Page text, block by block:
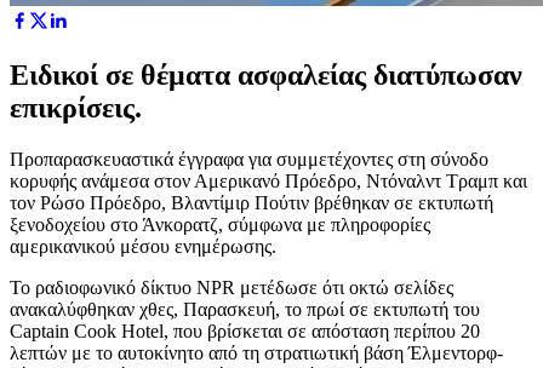
Ειδικοί σε θέματα ασφαλείας διατύπωσαν
επικρίσεις.
Προπαρασκευαστικά έγγραφα για συμμετέχοντες στη σύνοδο
κορυφής ανάμεσα στον Αμερικανό Πρόεδρο, Ντόναλντ Τραμπ και
τον Ρώσο Πρόεδρο, Βλαντίμιρ Πούτιν βρέθηκαν σε εκτυπωτή
ξενοδοχείου στο Άνκορατζ, σύμφωνα με πληροφορίες
αμερικανικού μέσου ενημέρωσης.
Το ραδιοφωνικό δίκτυο NPR μετέδωσε ότι οκτώ σελίδες
ανακαλύφθηκαν χθες, Παρασκευή, το πρωί σε εκτυπωτή του
Captain Cook Hotel, που βρίσκεται σε απόσταση περίπου 20
λεπτών με το αυτοκίνητο από τη στρατιωτική βάση Έλμεντορφ-